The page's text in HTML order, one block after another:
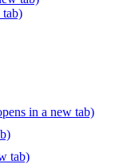
tab)
in a new tab)
tab)